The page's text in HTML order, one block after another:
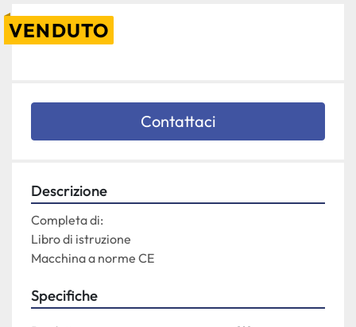
VENDUTO
Contattaci
Descrizione
Completa di:
Libro di istruzione
Macchina a norme CE
Specifiche